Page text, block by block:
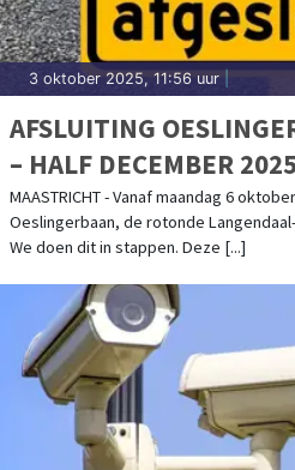
3 oktober 2025, 11:56 uur
AFSLUITING
– HALF DECEMBER 2025
MAASTRICHT - Vanaf maandag 6
Oeslingerbaan, de rotonde
We doen dit in stappen. Deze [...]